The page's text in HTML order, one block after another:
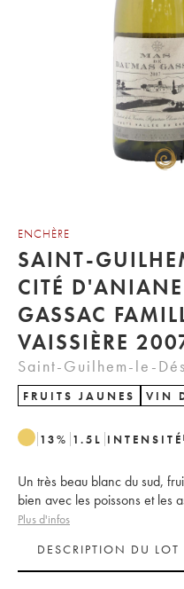
ENCHÈRE
SAINT-
CITÉ
GASSAC
VAISSIÈRE
Saint-Guilhem-le-
FRUITS JAUNES VIN
13% 1.5 L INTENSITÉ
Un très beau blanc du sud,
bien avec les poissons et les
Plus d'infos
DESCRIPTION DU LOT